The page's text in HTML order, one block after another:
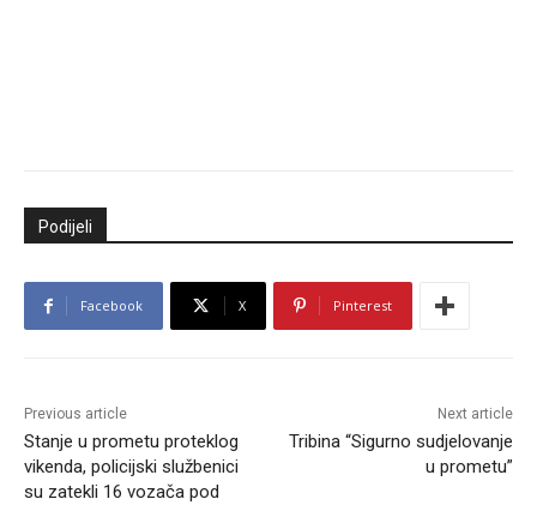
Podijeli
Facebook X Pinterest
Previous article
Stanje u prometu proteklog
vikenda, policijski službenici
su zatekli 16 vozača pod
Next article
Tribina “Sigurno sudjelovanje
u prometu”